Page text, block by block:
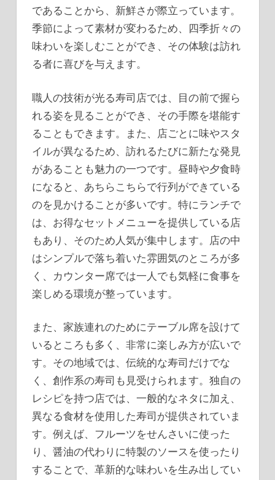
であることから、新鮮さが際立っています。
季節によって素材が変わるため、四季折々の
味わいを楽しむことができ、その体験は訪れ
る者に喜びを与えます。
職人の技術が光る寿司店では、目の前で握ら
れる姿を見ることができ、その手際を堪能す
ることもできます。また、店ごとに味やスタ
イルが異なるため、訪れるたびに新たな発見
があることも魅力の一つです。昼時や夕食時
になると、あちらこちらで行列ができている
のを見かけることが多いです。特にランチで
は、お得なセットメニューを提供している店
もあり、そのため人気が集中します。店の中
はシンプルで落ち着いた雰囲気のところが多
く、カウンター席では一人でも気軽に食事を
楽しめる環境が整っています。
また、家族連れのためにテーブル席を設けて
いるところも多く、非常に楽しみ方が広いで
す。その地域では、伝統的な寿司だけでな
く、創作系の寿司も見受けられます。独自の
レシピを持つ店では、一般的なネタに加え、
異なる食材を使用した寿司が提供されていま
す。例えば、フルーツをせんさいに使った
り、醤油の代わりに特製のソースを使ったり
することで、革新的な味わいを生み出してい